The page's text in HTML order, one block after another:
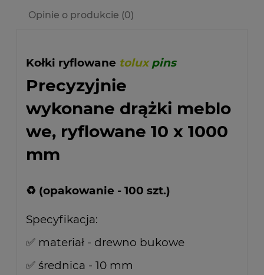
Opinie o produkcie (0)
Kołki ryflowane toluxpins
Precyzyjnie
wykonane drążki meblo
we, ryflowane 10 x 1000
mm
♻ (opakowanie - 100 szt.)
Specyfikacja:
✅ materiał - drewno bukowe
✅ średnica - 10 mm